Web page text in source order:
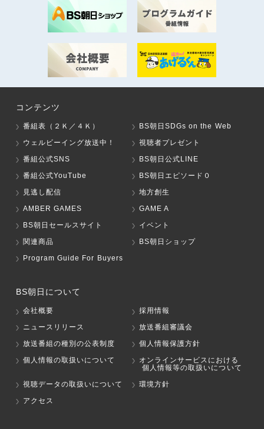
コンテンツ
番組表（２Ｋ／４Ｋ）
BS朝日SDGs on the Web
ウェルビーイング放送中！
視聴者プレゼント
番組公式SNS
BS朝日公式LINE
番組公式YouTube
BS朝日エピソード０
見逃し配信
地方創生
AMBER GAMES
GAME A
BS朝日セールスサイト
イベント
関連商品
BS朝日ショップ
Program Guide For Buyers
BS朝日について
会社概要
採用情報
ニュースリリース
放送番組審議会
放送番組の種別の公表制度
個人情報保護方針
個人情報の取扱いについて
オンラインサービスにおける
個人情報等の取扱いについて
視聴データの取扱いについて
環境方針
アクセス